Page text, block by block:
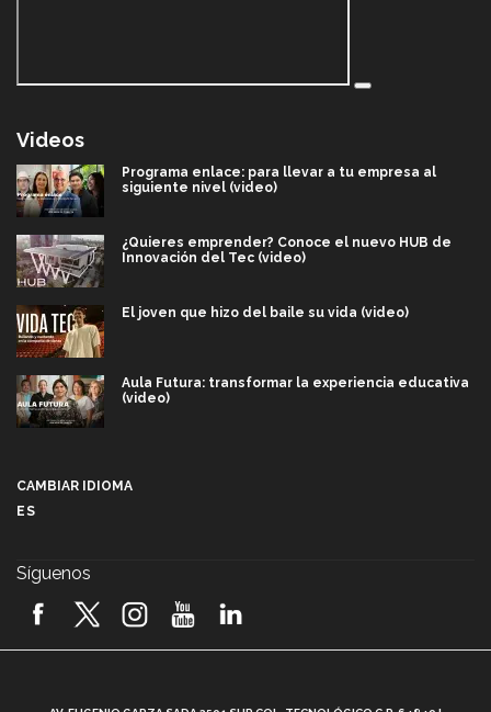
Videos
Programa enlace: para llevar a tu empresa al
siguiente nivel (video)
¿Quieres emprender? Conoce el nuevo HUB de
Innovación del Tec (video)
El joven que hizo del baile su vida (video)
Aula Futura: transformar la experiencia educativa
(video)
2026! (video)
CAMBIAR IDIOMA
ES
Síguenos